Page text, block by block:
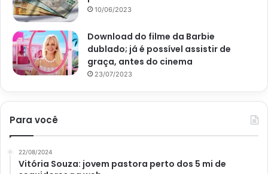
10/06/2023
Download do filme da Barbie
dublado; já é possível assistir de
graça, antes do cinema
23/07/2023
Para você
22/08/2024
Vitória Souza: jovem pastora perto dos 5 mi de